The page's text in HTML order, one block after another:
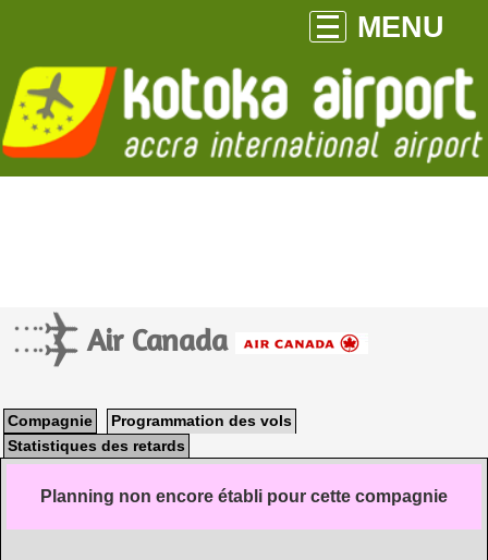
MENU
Air Canada
Compagnie
Programmation des vols
Statistiques des retards
Planning non encore établi pour cette compagnie